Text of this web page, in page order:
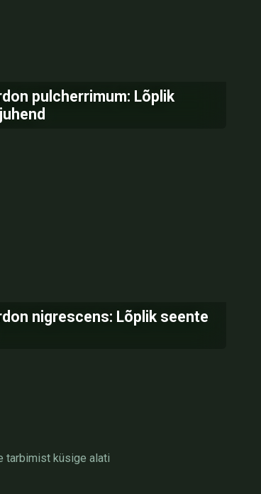
pulcherrimum: Lõplik
nigrescens: Lõplik seente
tarbimist küsige alati